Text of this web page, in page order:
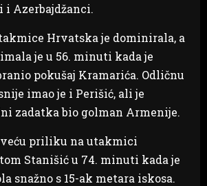
i Azerbajdžanci.
Hrvatska je dominirala, a
je u 56. minuti kada je
pokušaj Kramarića. Odličnu
imao je i Perišić, ali je
zadatka bio golman Armenije.
priliku na utakmici
Stanišić u 74. minuti kada je
snažno s 15-ak metara iskosa.